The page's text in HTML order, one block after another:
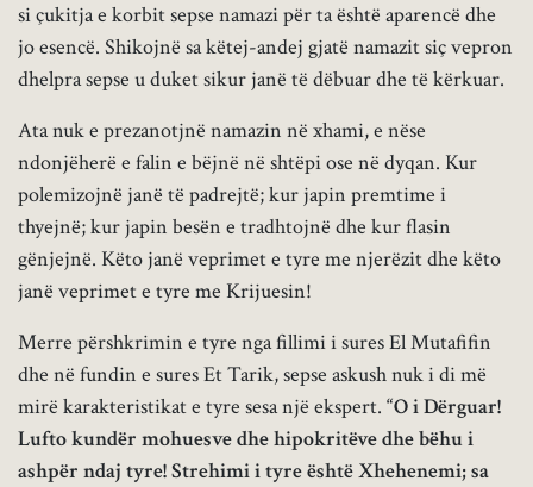
si çukitja e korbit sepse namazi për ta është aparencë dhe
jo esencë. Shikojnë sa këtej-andej gjatë namazit siç vepron
dhelpra sepse u duket sikur janë të dëbuar dhe të kërkuar.
Ata nuk e prezanotjnë namazin në xhami, e nëse
ndonjëherë e falin e bëjnë në shtëpi ose në dyqan. Kur
polemizojnë janë të padrejtë; kur japin premtime i
thyejnë; kur japin besën e tradhtojnë dhe kur flasin
gënjejnë. Këto janë veprimet e tyre me njerëzit dhe këto
janë veprimet e tyre me Krijuesin!
Merre përshkrimin e tyre nga fillimi i sures El Mutafifin
dhe në fundin e sures Et Tarik, sepse askush nuk i di më
mirë karakteristikat e tyre sesa një ekspert. “O i Dërguar!
Lufto kundër mohuesve dhe hipokritëve dhe bëhu i
ashpër ndaj tyre! Strehimi i tyre është Xhehenemi; sa